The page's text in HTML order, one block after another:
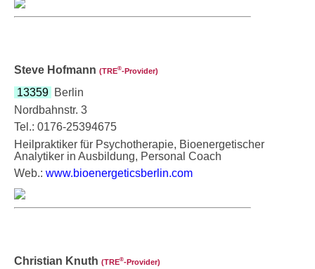
Steve Hofmann (TRE®‑Provider)
13359 Berlin
Nordbahnstr. 3
Tel.: 0176-25394675
Heilpraktiker für Psychotherapie, Bioenergetischer
Analytiker in Ausbildung, Personal Coach
Web.: www.bioenergeticsberlin.com
Christian Knuth (TRE®‑Provider)